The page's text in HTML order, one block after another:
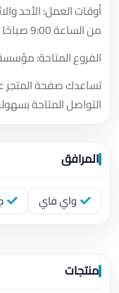
أوقات العمل: الأحد
من الساعة 9:00 صباحًا حتى الساعة 7:00 مساءً.
الفروع المتاحة:
تساعدك صفحة المتجر
التواصل المتاحة
المرافق
واي فاي
منتجات